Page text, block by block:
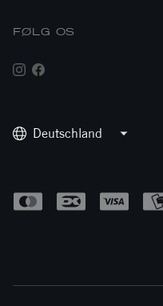
FØLG OS
Deutschland